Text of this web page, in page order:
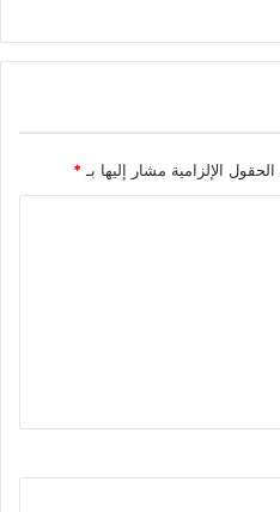
الحقول الإلزامية مشار إليها بـ*